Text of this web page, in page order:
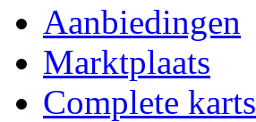
Aanbiedingen
Marktplaats
Complete karts